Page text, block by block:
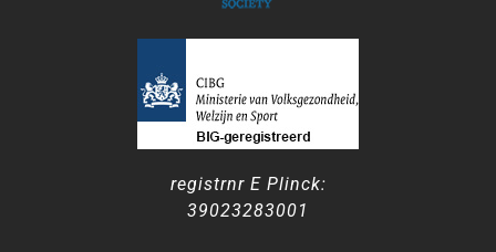
registrnr E Plinck:
39023283001